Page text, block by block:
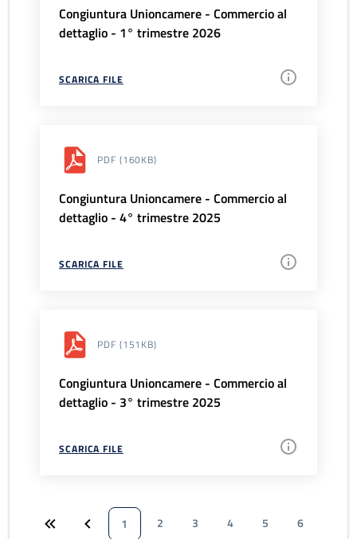
Congiuntura Unioncamere - Commercio al
dettaglio - 1° trimestre 2026
SCARICA FILE
PDF (160KB)
Congiuntura Unioncamere - Commercio al
dettaglio - 4° trimestre 2025
SCARICA FILE
PDF (151KB)
Congiuntura Unioncamere - Commercio al
dettaglio - 3° trimestre 2025
SCARICA FILE
1 2 3 4 5
6